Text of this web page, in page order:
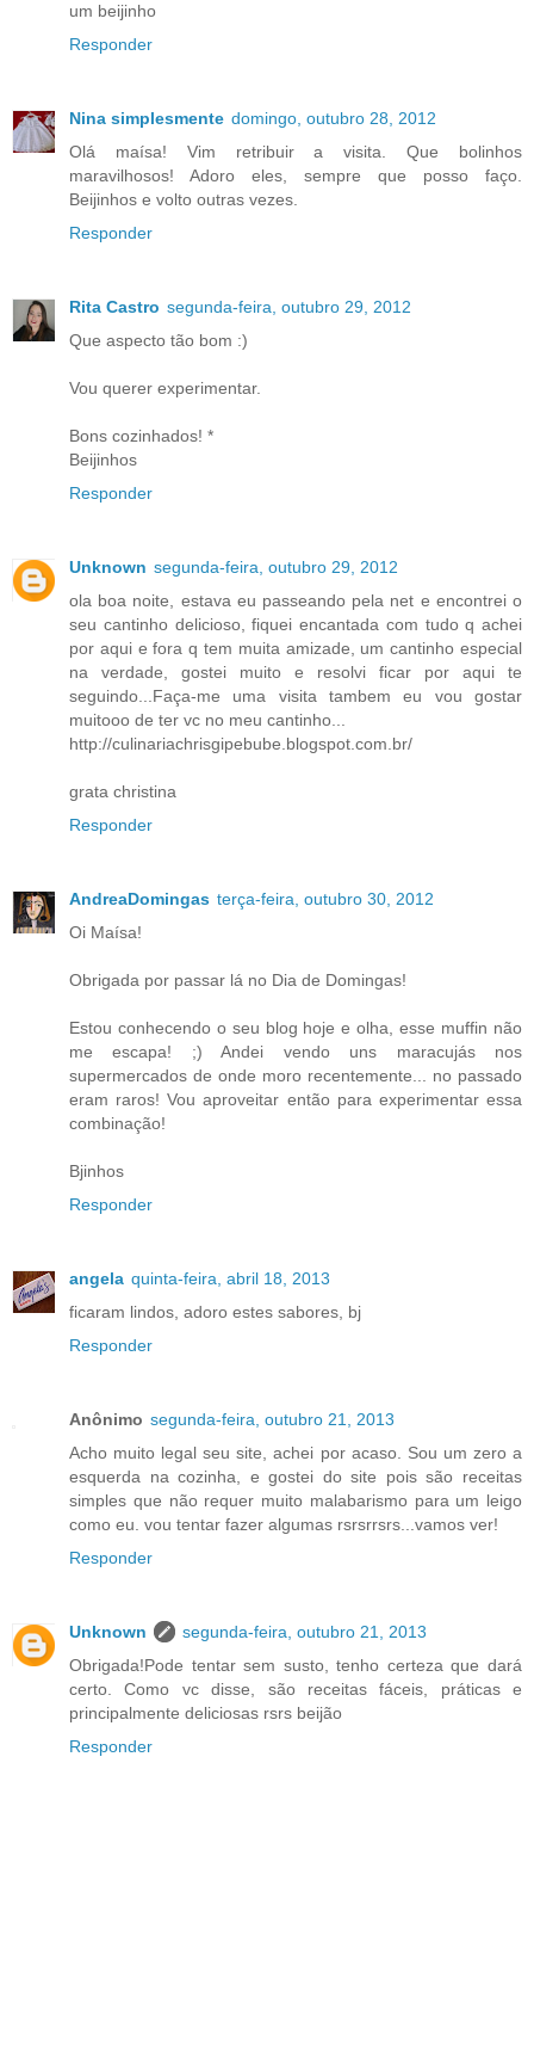
um beijinho
Responder
Nina simplesmente domingo, outubro 28, 2012
Olá maísa! Vim retribuir a visita. Que bolinhos
maravilhosos! Adoro eles, sempre que posso faço.
Beijinhos e volto outras vezes.
Responder
Rita Castro segunda-feira, outubro 29, 2012
Que aspecto tão bom :)
Vou querer experimentar.
Bons cozinhados! *
Beijinhos
Responder
Unknown segunda-feira, outubro 29, 2012
ola boa noite, estava eu passeando pela net e encontrei o
seu cantinho delicioso, fiquei encantada com tudo q achei
por aqui e fora q tem muita amizade, um cantinho especial
na verdade, gostei muito e resolvi ficar por aqui te
seguindo...Faça-me uma visita tambem eu vou gostar
muitooo de ter vc no meu cantinho...
http://culinariachrisgipebube.blogspot.com.br/
grata christina
Responder
AndreaDomingas terça-feira, outubro 30, 2012
Oi Maísa!
Obrigada por passar lá no Dia de Domingas!
Estou conhecendo o seu blog hoje e olha, esse muffin não
me escapa! ;) Andei vendo uns maracujás nos
supermercados de onde moro recentemente... no passado
eram raros! Vou aproveitar então para experimentar essa
combinação!
Bjinhos
Responder
angela quinta-feira, abril 18, 2013
ficaram lindos, adoro estes sabores, bj
Responder
Anônimo segunda-feira, outubro 21, 2013
Acho muito legal seu site, achei por acaso. Sou um zero a
esquerda na cozinha, e gostei do site pois são receitas
simples que não requer muito malabarismo para um leigo
como eu. vou tentar fazer algumas rsrsrrsrs...vamos ver!
Responder
Unknown
segunda-feira, outubro 21, 2013
Obrigada!Pode tentar sem susto, tenho certeza que dará
certo. Como vc disse, são receitas fáceis, práticas e
principalmente deliciosas rsrs beijão
Responder